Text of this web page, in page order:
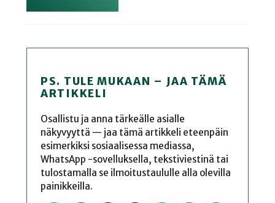
PS. TULE MUKAAN – JAA TÄMÄ
ARTIKKELI
Osallistu ja anna tärkeälle asialle
näkyvyyttä — jaa tämä artikkeli eteenpäin
esimerkiksi sosiaalisessa mediassa,
WhatsApp -sovelluksella, tekstiviestinä tai
tulostamalla se ilmoitustaululle alla olevilla
painikkeilla.